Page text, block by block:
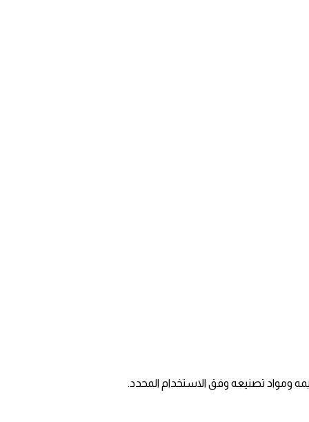
ومواد تصنيعه وفق الاستخدام المحدد.